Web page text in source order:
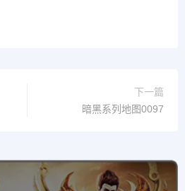
下一篇
暗黑系列地图0097